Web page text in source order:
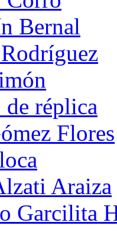
Bernal
réplica
Flores
Araiza
Garcilita